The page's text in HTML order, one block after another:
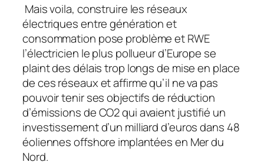
Mais voila, construire les réseaux
électriques entre génération et
consommation pose problème et RWE
l’électricien le plus pollueur d’Europe se
plaint des délais trop longs de mise en place
de ces réseaux et affirme qu’il ne va pas
pouvoir tenir ses objectifs de réduction
d’émissions de CO2 qui avaient justifié un
investissement d’un milliard d’euros dans 48
éoliennes offshore implantées en Mer du
Nord.